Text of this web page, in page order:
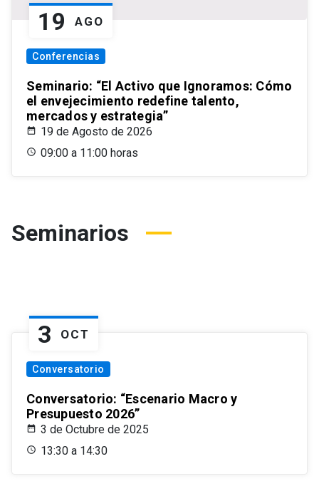
19 AGO
Conferencias
Seminario: “El Activo que Ignoramos: Cómo
el envejecimiento redefine talento,
mercados y estrategia”
19 de Agosto de 2026
09:00 a 11:00 horas
Seminarios
3 OCT
Conversatorio
Conversatorio: “Escenario Macro y
Presupuesto 2026”
3 de Octubre de 2025
13:30 a 14:30